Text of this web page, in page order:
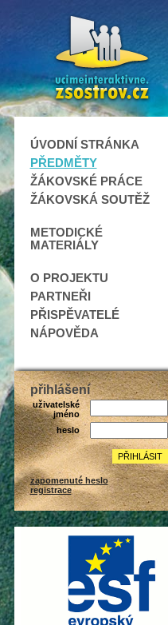
ÚVODNÍ STRÁNKA
PŘEDMĚTY
ŽÁKOVSKÉ PRÁCE
ŽÁKOVSKÁ SOUTĚŽ
METODICKÉ
MATERIÁLY
O PROJEKTU
PARTNEŘI
PŘISPĚVATELÉ
NÁPOVĚDA
přihlášení
uživatelské
jméno
heslo
zapomenuté heslo
registrace